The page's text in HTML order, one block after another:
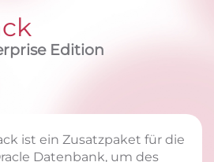
Edition
ist ein Zusatzpaket für die
Datenbank, um des